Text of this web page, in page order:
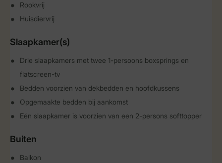
Rookvrij
Huisdiervrij
Slaapkamer(s)
Drie slaapkamers met twee 1-persoons boxsprings en
flatscreen-tv
Bedden voorzien van dekbedden en hoofdkussens
Opgemaakte bedden bij aankomst
Eén slaapkamer is voorzien van een 2-persons softtopper
Buiten
Balkon